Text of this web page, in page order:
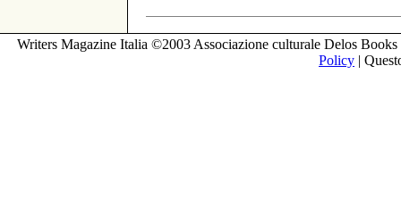
Writers Magazine Italia ©2003 Associazione culturale Delos
Policy |